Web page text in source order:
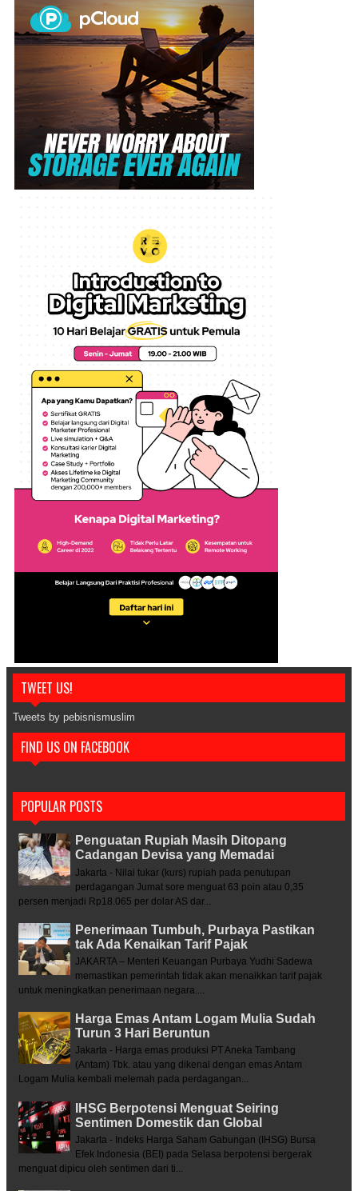
TWEET US!
Tweets by pebisnismuslim
FIND US ON FACEBOOK
POPULAR POSTS
Penguatan Rupiah Masih Ditopang
Cadangan Devisa yang Memadai
Jakarta - Nilai tukar (kurs) rupiah pada penutupan
perdagangan Jumat sore menguat 63 poin atau 0,35
persen menjadi Rp18.065 per dolar AS dar...
Penerimaan Tumbuh, Purbaya Pastikan
tak Ada Kenaikan Tarif Pajak
JAKARTA – Menteri Keuangan Purbaya Yudhi Sadewa
memastikan pemerintah tidak akan menaikkan tarif pajak
untuk meningkatkan penerimaan negara....
Harga Emas Antam Logam Mulia Sudah
Turun 3 Hari Beruntun
Jakarta - Harga emas produksi PT Aneka Tambang
(Antam) Tbk. atau yang dikenal dengan emas Antam
Logam Mulia kembali melemah pada perdagangan...
IHSG Berpotensi Menguat Seiring
Sentimen Domestik dan Global
Jakarta - Indeks Harga Saham Gabungan (IHSG) Bursa
Efek Indonesia (BEI) pada Selasa berpotensi bergerak
menguat dipicu oleh sentimen dari ti...